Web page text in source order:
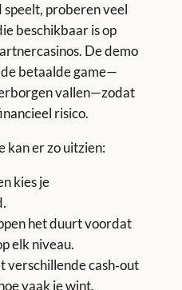
proberen veel
beschikbaar is op
De demo
betaalde game—
vallen—zodat
risico.
kan er zo uitzien:
kies je
het duurt voordat
elk niveau.
verschillende cash‑out
vaak je wint.